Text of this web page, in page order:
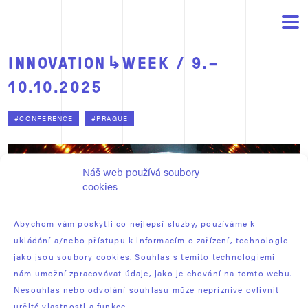
Náš web používá soubory
cookies
Abychom vám poskytli co nejlepší služby, používáme k
ukládání a/nebo přístupu k informacím o zařízení, technologie
jako jsou soubory cookies. Souhlas s těmito technologiemi
nám umožní zpracovávat údaje, jako je chování na tomto webu.
Nesouhlas nebo odvolání souhlasu může nepříznivě ovlivnit
INNOVATION↳WEEK / 9.–
10.10.2025
#CONFERENCE #PRAGUE